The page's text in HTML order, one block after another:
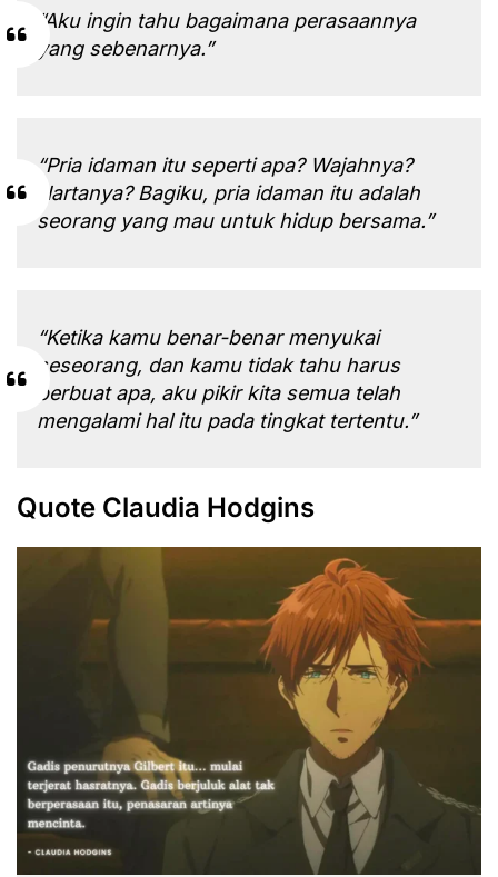
“Aku ingin tahu bagaimana perasaannya
yang sebenarnya.”
“Pria idaman itu seperti apa? Wajahnya?
Hartanya? Bagiku, pria idaman itu adalah
seorang yang mau untuk hidup bersama.”
“Ketika kamu benar-benar menyukai
seseorang, dan kamu tidak tahu harus
berbuat apa, aku pikir kita semua telah
mengalami hal itu pada tingkat tertentu.”
Quote Claudia Hodgins